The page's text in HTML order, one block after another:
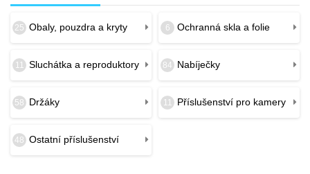
25 Obaly, pouzdra a kryty 6 Ochranná skla a folie
11 Sluchátka a reproduktory 84 Nabíječky
58 Držáky 11 Příslušenství pro kamery
48 Ostatní příslušenství